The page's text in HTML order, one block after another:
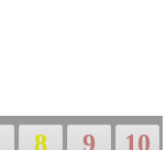
8 9
10